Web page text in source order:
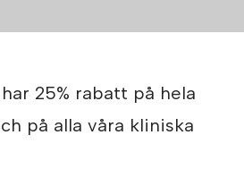
25% rabatt på hela
på alla våra kliniska